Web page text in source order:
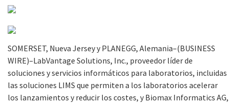
SOMERSET, Nueva Jersey y PLANEGG, Alemania–(BUSINESS
WIRE)–LabVantage Solutions, Inc., proveedor líder de
soluciones y servicios informáticos para laboratorios, incluidas
las soluciones LIMS que permiten a los laboratorios acelerar
los lanzamientos y reducir los costes, y Biomax Informatics AG,